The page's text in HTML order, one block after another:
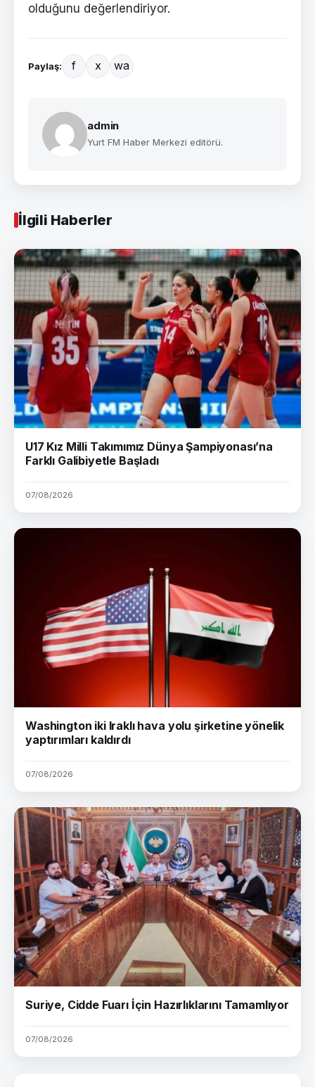
olduğunu değerlendiriyor.
Paylaş: f x wa
admin
Yurt FM Haber Merkezi editörü.
İlgili Haberler
U17 Kız Milli Takımımız Dünya Şampiyonası’na
Farklı Galibiyetle Başladı
07/08/2026
Washington iki Iraklı hava yolu şirketine yönelik
yaptırımları kaldırdı
07/08/2026
Suriye, Cidde Fuarı İçin Hazırlıklarını Tamamlıyor
07/08/2026